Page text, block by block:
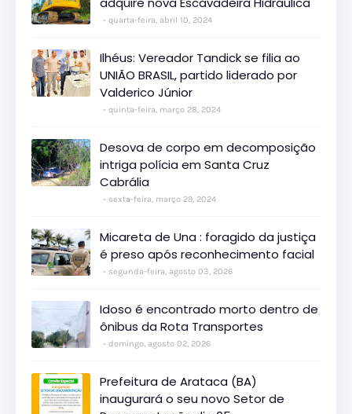
quarta-feira, abril 10, 2024
Ilhéus: Vereador Tandick se filia ao
UNIÃO BRASIL, partido liderado por
Valderico Júnior
quinta-feira, março 28, 2024
Desova de corpo em decomposição
intriga polícia em Santa Cruz
Cabrália
sexta-feira, março 29, 2024
Micareta de Una : foragido da justiça
é preso após reconhecimento facial
segunda-feira, agosto 03, 2026
Idoso é encontrado morto dentro de
ônibus da Rota Transportes
domingo, agosto 02, 2026
Prefeitura de Arataca (BA)
inaugurará o seu novo Setor de